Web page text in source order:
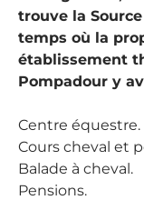
trouve la
temps où la
établissement
Pompadour y
Centre équestre.
Cours cheval et
Balade à cheval.
Pensions.